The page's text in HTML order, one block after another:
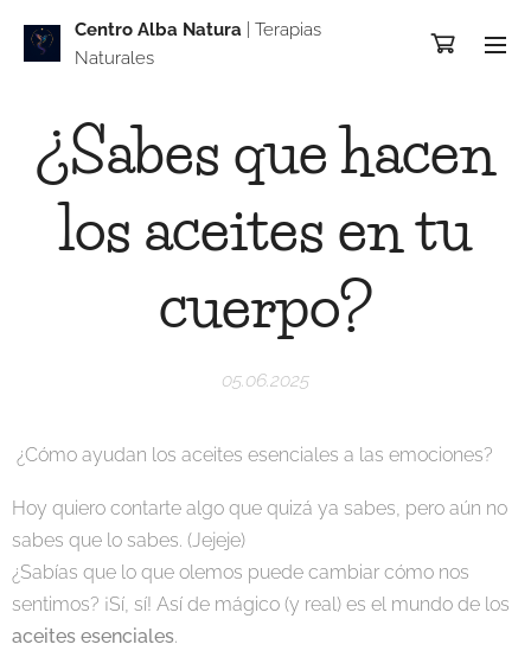
Centro Alba Natura | Terapias
Naturales
¿Sabes que hacen
los aceites en tu
cuerpo?
05.06.2025
¿Cómo ayudan los aceites esenciales a las emociones?
Hoy quiero contarte algo que quizá ya sabes, pero aún no
sabes que lo sabes. (Jejeje)
¿Sabías que lo que olemos puede cambiar cómo nos
sentimos? ¡Sí, sí! Así de mágico (y real) es el mundo de los
aceites esenciales.